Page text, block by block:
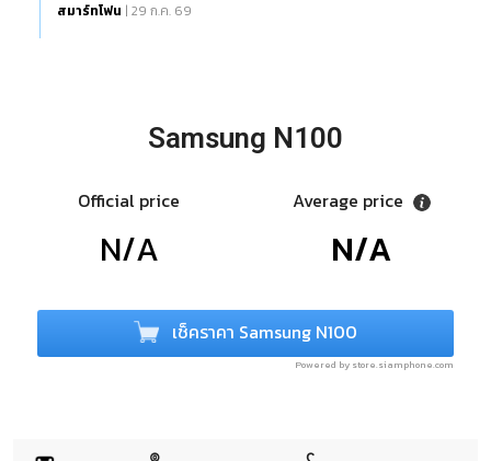
สมาร์ทโฟน | 29 ก.ค. 69
Samsung N100
Official price
N/A
Average price
N/A
เช็คราคา Samsung N100
Powered by store.siamphone.com